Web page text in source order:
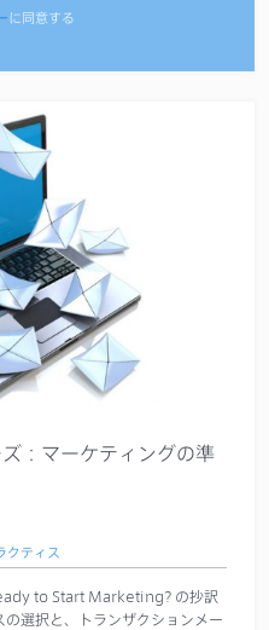
に同意する
：マーケティングの準
クティス
to Start Marketing? の抄訳
選択と、トランザクションメー